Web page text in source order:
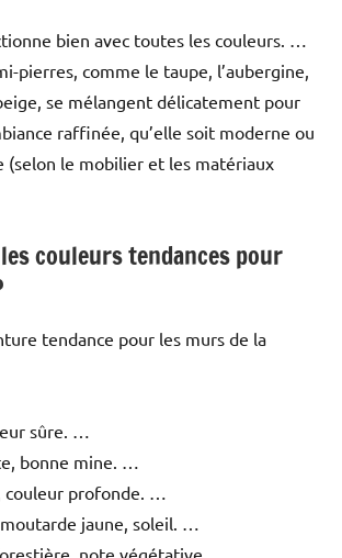
bien avec toutes les couleurs. …
pierres, comme le taupe, l’aubergine,
se mélangent délicatement pour
raffinée, qu’elle soit moderne ou
(selon le mobilier et les matériaux
couleurs tendances pour
tendance pour les murs de la
sûre. …
bonne mine. …
couleur profonde. …
jaune, soleil. …